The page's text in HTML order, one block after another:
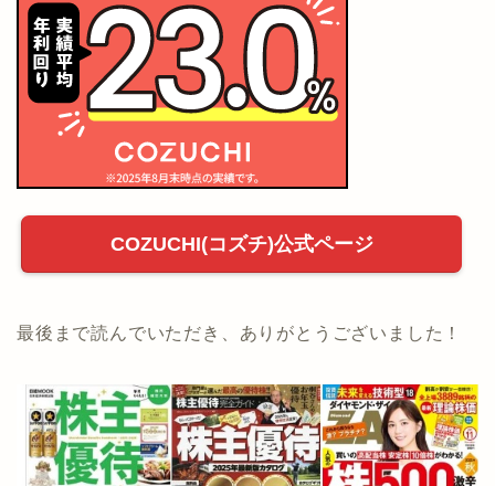
COZUCHI(コズチ)公式ページ
最後まで読んでいただき、ありがとうございました！